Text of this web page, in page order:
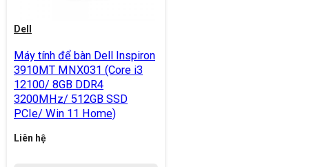
Dell
Máy tính để bàn Dell Inspiron
3910MT MNX031 (Core i3
12100/ 8GB DDR4
3200MHz/ 512GB SSD
PCIe/ Win 11 Home)
Liên hệ